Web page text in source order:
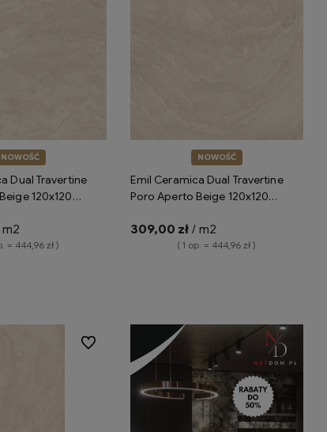
NOWOŚĆ
Dual Travertine
120x120
= 444,96 zł )
NOWOŚĆ
Emil Ceramica Dual Travertine
Poro Aperto Beige 120x120
gresowe imitujące trawertyn
309,00 zł/ m2
( 1 op. = 444,96 zł )
Do ulubionych